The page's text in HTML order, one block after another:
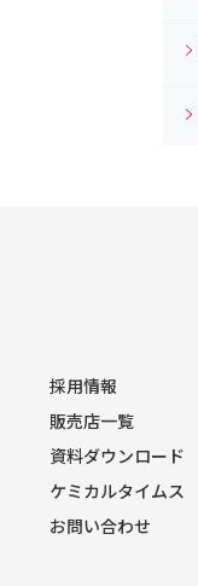
採用情報
販売店一覧
資料ダウンロード
ケミカルタイムス
お問い合わせ